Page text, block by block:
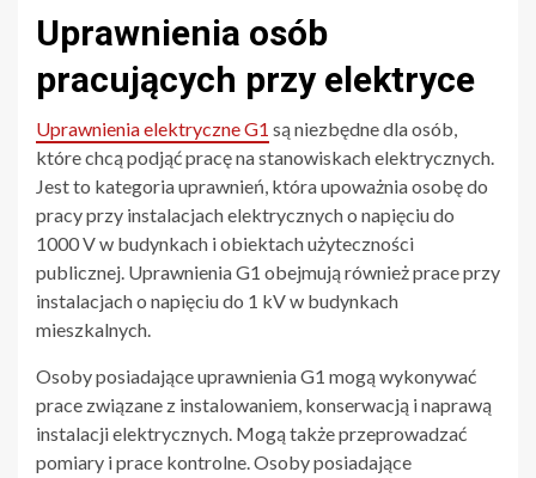
Uprawnienia osób
pracujących przy elektryce
Uprawnienia elektryczne G1 są niezbędne dla osób,
które chcą podjąć pracę na stanowiskach elektrycznych.
Jest to kategoria uprawnień, która upoważnia osobę do
pracy przy instalacjach elektrycznych o napięciu do
1000 V w budynkach i obiektach użyteczności
publicznej. Uprawnienia G1 obejmują również prace przy
instalacjach o napięciu do 1 kV w budynkach
mieszkalnych.
Osoby posiadające uprawnienia G1 mogą wykonywać
prace związane z instalowaniem, konserwacją i naprawą
instalacji elektrycznych. Mogą także przeprowadzać
pomiary i prace kontrolne. Osoby posiadające